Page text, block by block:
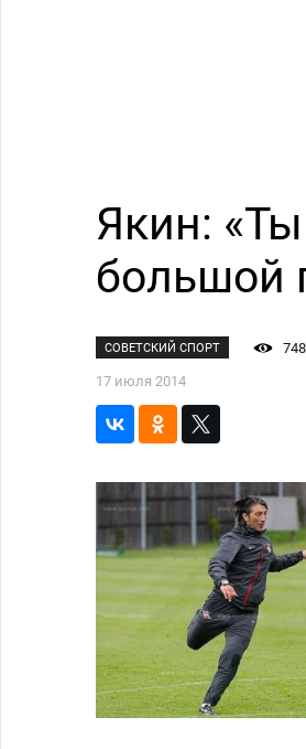
Якин:
большой
СОВЕТСКИЙ СПОРТ 748
17 июля 2014